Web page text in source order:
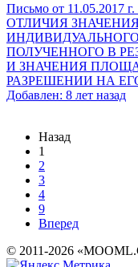
Письмо от
ОТЛИЧИЯ
ПОЛУЧЕННОГО В
И ЗНАЧЕНИЯ
РАЗРЕШЕНИИ НА
Добавлен: 8 лет назад
Назад
1
2
3
4
9
Вперед
© 2011-2026